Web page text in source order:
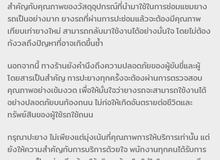
สำคัญกับคุณภาพของวัสดุอุปกรณ์ที่นำมาใช้ในการซ่อมแซมยาง
รถเป็นอย่างมาก ยางรถที่ผ่านการปะซ่อมแล้วจะต้องมีคุณภาพ
เทียบเท่ายางใหม่ สามารถกลับมาใช้งานได้อย่างมั่นใจ โดยไม่ต้อง
กังวลถึงปัญหาที่อาจเกิดขึ้นซ้ำ
นอกจากนี้ ทางร้านยังคำนึงถึงความปลอดภัยของผู้ขับขี่และผู้
โดยสารเป็นสำคัญ การปะยางทุกครั้งจะต้องผ่านการตรวจสอบ
คุณภาพอย่างเข้มงวด เพื่อให้มั่นใจว่ายางรถจะสามารถใช้งานได้
อย่างปลอดภัยบนท้องถนน ไม่ก่อให้เกิดอันตรายต่อชีวิตและ
ทรัพย์สินของผู้ใช้รถใช้ถนน
กรุณาปะยาง ไม่เพียงแต่มุ่งเน้นที่คุณภาพการให้บริการเท่านั้น แต่
ยังให้ความสำคัญกับการบริการด้วยใจ พนักงานทุกคนได้รับการ